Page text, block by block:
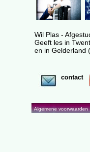
Wil Plas -
Geeft les in
en in Gelderland
contact
Algemene voorwaarden